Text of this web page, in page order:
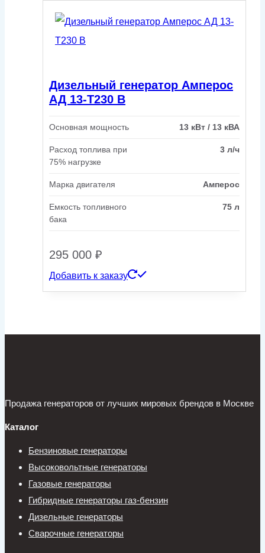
Дизельный генератор Амперос
АД 13-Т230 B
Основная мощность 13 кВт / 13 кВА
Расход топлива при
75% нагрузке
3 л/ч
Марка двигателя Амперос
Емкость топливного
бака
75 л
295 000 ₽
Добавить к заказу
Продажа генераторов от лучших мировых брендов в Москве
Каталог
Бензиновые генераторы
Высоковольтные генераторы
Газовые генераторы
Гибридные генераторы газ-бензин
Дизельные генераторы
Сварочные генераторы